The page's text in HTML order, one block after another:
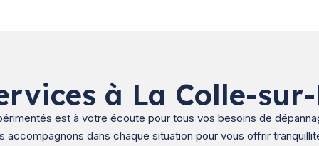
à La Colle-
est à votre écoute pour tous vos besoins de
dans chaque situation pour vous offrir